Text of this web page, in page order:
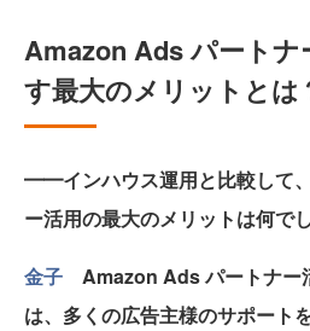
Amazon Ads パートナ
す最大のメリットとは
━━インハウス運用と比較して
ー活用の最大のメリットは何で
金子 Amazon Ads パートナー
は、多くの広告主様のサポート